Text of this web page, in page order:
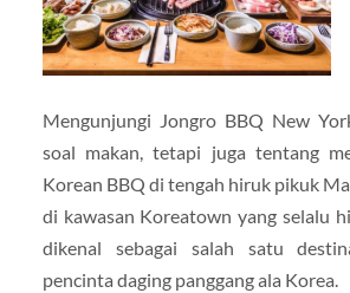
Mengunjungi Jongro BBQ New
soal makan, tetapi juga tentang
Korean BBQ di tengah hiruk pikuk
di kawasan Koreatown yang selalu
dikenal sebagai salah satu
pencinta daging panggang ala Korea.